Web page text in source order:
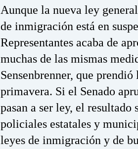
Aunque la nueva ley
de inmigración está en
Representantes acaba de
muchas de las mismas
Sensenbrenner, que
primavera. Si el Senado
pasan a ser ley, el resultado
policiales estatales y
leyes de inmigración y de